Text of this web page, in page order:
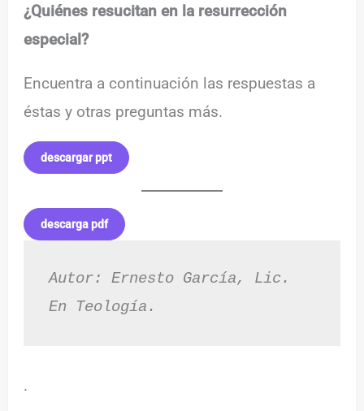
¿Quiénes resucitan en la resurrección
especial?
Encuentra a continuación las respuestas a
éstas y otras preguntas más.
descargar ppt
descarga pdf
Autor: Ernesto García, Lic.
En Teología.
.